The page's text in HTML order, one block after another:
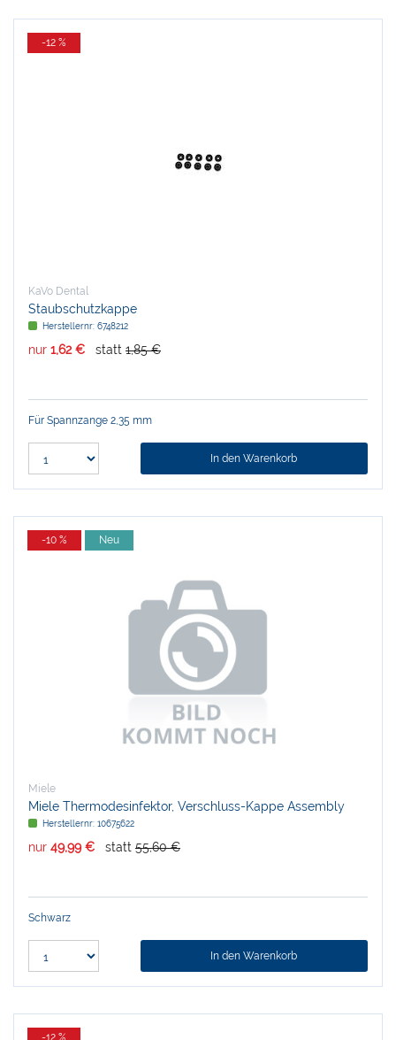
-12 %
KaVo Dental
Staubschutzkappe
Herstellernr: 6748212
nur 1,62 € statt 1,85 €
Für Spannzange 2,35 mm
In den Warenkorb
-10 % Neu
Miele
Miele Thermodesinfektor, Verschluss-Kappe Assembly
Herstellernr: 10675622
nur 49,99 € statt 55,60 €
Schwarz
In den Warenkorb
-12 %